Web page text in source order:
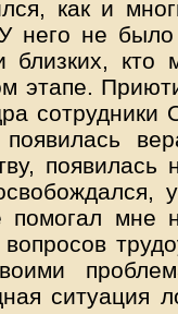
как и
него не
близких, кто
этапе.
сотрудники
помогал мне
ситуация